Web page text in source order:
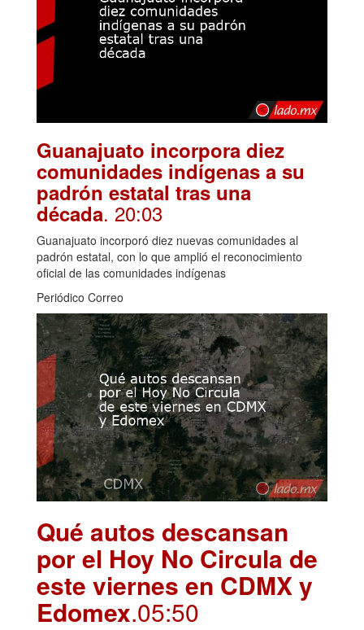
Guanajuato incorpora diez
comunidades indígenas a su
padrón estatal tras una
década. 20:03
Guanajuato incorporó diez nuevas comunidades al
padrón estatal, con lo que amplió el reconocimiento
oficial de las comunidades indígenas
Periódico Correo
Qué autos descansan
por el Hoy No Circula de
este viernes en CDMX y
Edomex.05:50